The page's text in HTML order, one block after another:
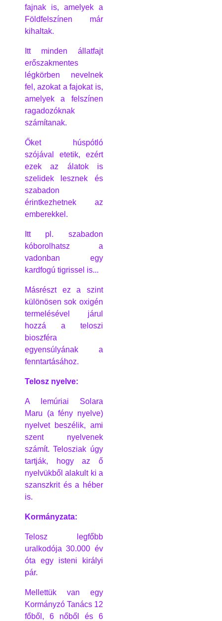
fajnak is, amelyek a
Földfelszínen már
kihaltak.
Itt minden állatfajt
erőszakmentes
légkörben nevelnek
fel, azokat a fajokat is,
amelyek a felszínen
ragadozóknak
számítanak.
Őket húspótló
szójával etetik, ezért
ezek az álatok is
szelidek lesznek és
szabadon
érintkezhetnek az
emberekkel.
Itt pl. szabadon
kóborolhatsz a
vadonban egy
kardfogú tigrissel is...
Másrészt ez a szint
különösen sok oxigén
termelésével járul
hozzá a teloszi
bioszféra
egyensúlyának a
fenntartásához.
Telosz nyelve:
A lemúriai Solara
Maru (a fény nyelve)
nyelvet beszélik, ami
szent nyelvenek
számít. Telosziak úgy
tartják, hogy az ő
nyelvükből alakult ki a
szanszkrit és a héber
is.
Kormányzata:
Telosz legfőbb
uralkodója 30.000 év
óta egy isteni királyi
pár.
Mellettük van egy
Kormányzó Tanács 12
főből, 6 nőből és 6